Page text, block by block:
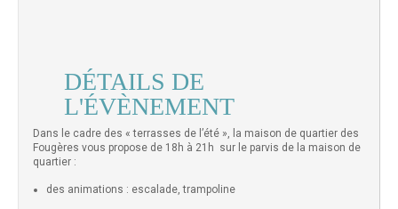
DÉTAILS DE
L'ÉVÈNEMENT
Dans le cadre des « terrasses de l’été », la maison de quartier des
Fougères vous propose de 18h à 21h sur le parvis de la maison de
quartier :
des animations : escalade, trampoline